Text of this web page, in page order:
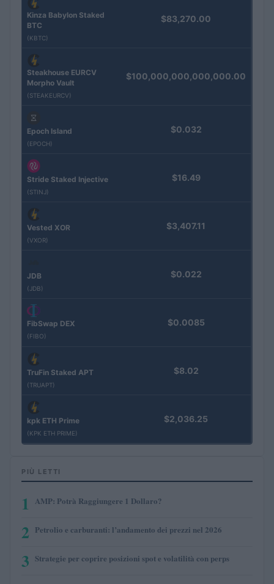
Kinza Babylon Staked
BTC
(KBTC)
$83,270.00
Steakhouse EURCV
Morpho Vault
(STEAKEURCV)
$100,000,000,000,000.00
Epoch Island
(EPOCH)
$0.032
Stride Staked Injective
(STINJ)
$16.49
Vested XOR
(VXOR)
$3,407.11
JDB
(JDB)
$0.022
FibSwap DEX
(FIBO)
$0.0085
TruFin Staked APT
(TRUAPT)
$8.02
kpk ETH Prime
(KPK ETH PRIME)
$2,036.25
PIÙ LETTI
1 AMP: Potrà Raggiungere 1 Dollaro?
2 Petrolio e carburanti: l’andamento dei prezzi nel 2026
3 Strategie per coprire posizioni spot e volatilità con perps